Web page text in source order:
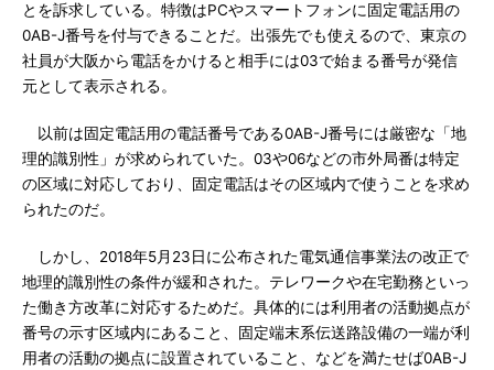
とを訴求している。特徴はPCやスマートフォンに固定電話用の
0AB-J番号を付与できることだ。出張先でも使えるので、東京の
社員が大阪から電話をかけると相手には03で始まる番号が発信
元として表示される。
以前は固定電話用の電話番号である0AB-J番号には厳密な「地
理的識別性」が求められていた。03や06などの市外局番は特定
の区域に対応しており、固定電話はその区域内で使うことを求め
られたのだ。
しかし、2018年5月23日に公布された電気通信事業法の改正で
地理的識別性の条件が緩和された。テレワークや在宅勤務といっ
た働き方改革に対応するためだ。具体的には利用者の活動拠点が
番号の示す区域内にあること、固定端末系伝送路設備の一端が利
用者の活動の拠点に設置されていること、などを満たせば0AB-J